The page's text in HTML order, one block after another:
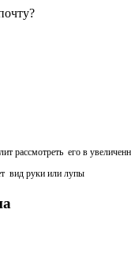
рассмотреть его в
вид руки или лупы